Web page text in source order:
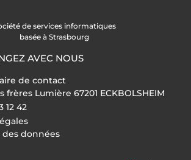
de services informatiques
basée à Strasbourg
AVEC NOUS
de contact
frères Lumière 67201 ECKBOLSHEIM
12 42
données